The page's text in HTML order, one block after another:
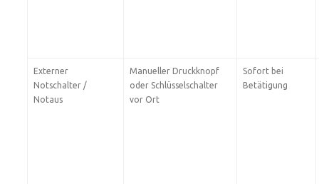
Externer
Notschalter /
Notaus
Manueller Druckknopf
oder Schlüsselschalter
vor Ort
Sofort bei
Betätigung